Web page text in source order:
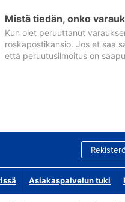
Mistä tiedän, onko
Kun olet peruuttanut
roskapostikansio. Jos et saa
että peruutusilmoitus on
Asiakaspalvelun tuki